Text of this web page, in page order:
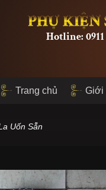
PHỤ
Hotline:
Trang chủ Giới
Uốn Sẵn